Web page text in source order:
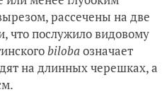
рассечены на две
что послужило видовому
bilobaозначает
на длинных черешках, а